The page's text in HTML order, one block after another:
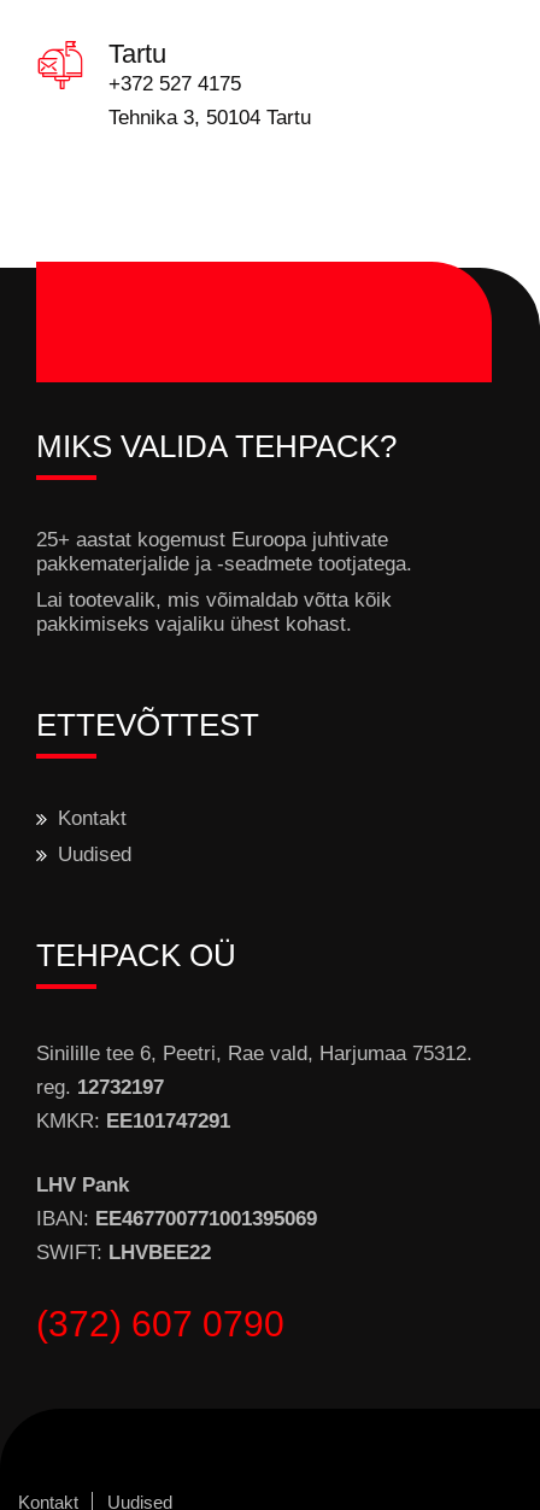
Tartu
+372 527 4175
Tehnika 3, 50104 Tartu
MIKS VALIDA TEHPACK?
25+ aastat kogemust Euroopa juhtivate
pakkematerjalide ja -seadmete tootjatega.
Lai tootevalik, mis võimaldab võtta kõik
pakkimiseks vajaliku ühest kohast.
ETTEVÕTTEST
Kontakt
Uudised
TEHPACK OÜ
Sinilille tee 6, Peetri, Rae vald, Harjumaa 75312.
reg. 12732197
KMKR: EE101747291
LHV Pank
IBAN: EE467700771001395069
SWIFT: LHVBEE22
(372) 607 0790
Kontakt Uudised